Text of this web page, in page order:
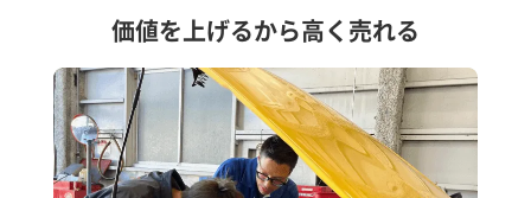
価値を上げるから高く売れる